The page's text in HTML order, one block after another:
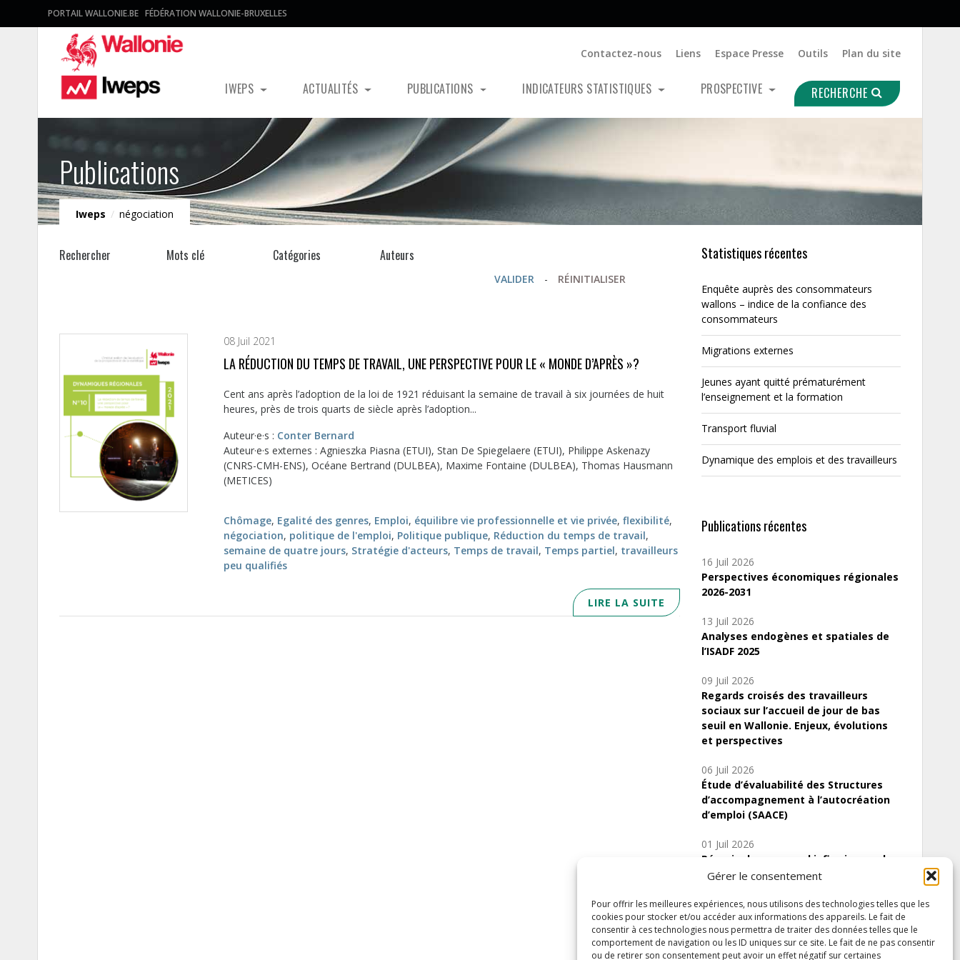
Gérer le consentement
Pour offrir les meilleures expériences, nous utilisons des technologies telles que les
cookies pour stocker et/ou accéder aux informations des appareils. Le fait de
consentir à ces technologies nous permettra de traiter des données telles que le
comportement de navigation ou les ID uniques sur ce site. Le fait de ne pas consentir
ou de retirer son consentement peut avoir un effet négatif sur certaines
PORTAIL WALLONIE.BE FÉDÉRATION WALLONIE-BRUXELLES
Contactez-nous Liens Espace Presse Outils Plan du site
IWEPS ACTUALITÉS PUBLICATIONS INDICATEURS STATISTIQUES PROSPECTIVE RECHERCHE
Publications
Iweps / négociation
Rechercher Mots clé Catégories Auteurs
VALIDER - RÉINITIALISER
08 Juil 2021
LA RÉDUCTION DU TEMPS DE TRAVAIL, UNE PERSPECTIVE POUR LE « MONDE D’APRÈS »?
Cent ans après l’adoption de la loi de 1921 réduisant la semaine de travail à six journées de huit
heures, près de trois quarts de siècle après l’adoption...
Auteur·e·s : Conter Bernard
Auteur·e·s externes : Agnieszka Piasna (ETUI), Stan De Spiegelaere (ETUI), Philippe Askenazy
(CNRS-CMH-ENS), Océane Bertrand (DULBEA), Maxime Fontaine (DULBEA), Thomas Hausmann
(METICES)
Chômage, Egalité des genres, Emploi, équilibre vie professionnelle et vie privée, flexibilité,
négociation, politique de l'emploi, Politique publique, Réduction du temps de travail,
semaine de quatre jours, Stratégie d'acteurs, Temps de travail, Temps partiel, travailleurs
peu qualifiés
LIRE LA SUITE
Statistiques récentes
Enquête auprès des consommateurs
wallons – indice de la confiance des
consommateurs
Migrations externes
Jeunes ayant quitté prématurément
l’enseignement et la formation
Transport fluvial
Dynamique des emplois et des travailleurs
Publications récentes
16 Juil 2026
Perspectives économiques régionales
2026-2031
13 Juil 2026
Analyses endogènes et spatiales de
l’ISADF 2025
09 Juil 2026
Regards croisés des travailleurs
sociaux sur l’accueil de jour de bas
seuil en Wallonie. Enjeux, évolutions
et perspectives
06 Juil 2026
Étude d’évaluabilité des Structures
d’accompagnement à l’autocréation
d’emploi (SAACE)
01 Juil 2026
Pénurie du personnel infirmier :quels
indicateurs d’offre de soins pour
Inscrivez-vous à notre newsletter